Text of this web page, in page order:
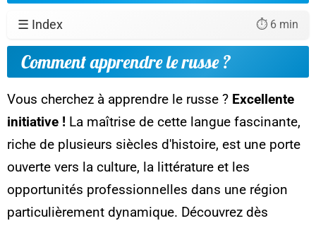
☰ Index ⏱️ 6 min
Comment apprendre le russe ?
Vous cherchez à apprendre le russe ? Excellente
initiative ! La maîtrise de cette langue fascinante,
riche de plusieurs siècles d'histoire, est une porte
ouverte vers la culture, la littérature et les
opportunités professionnelles dans une région
particulièrement dynamique. Découvrez dès